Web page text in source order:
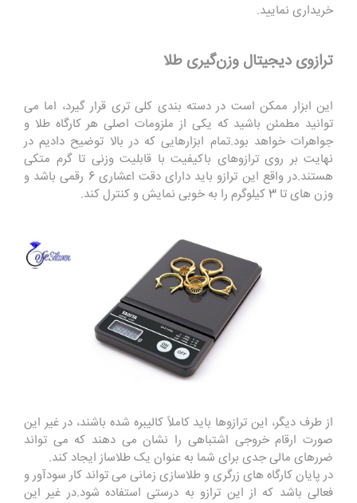
خریداری نمایید.
ترازوی دیجیتال وزن‌گیری طلا
این ابزار ممکن است در دسته بندی کلی تری قرار گیرد، اما می
توانید مطمئن باشید که یکی از ملزومات اصلی هر کارگاه طلا و
جواهرات خواهد بود.تمام ابزارهایی که در بالا توضیح دادیم در
نهایت بر روی ترازوهای باکیفیت با قابلیت وزنی تا گرم متکی
هستند.در واقع این ترازو باید دارای دقت اعشاری 6 رقمی باشد و
وزن های تا 3 کیلوگرم را به خوبی نمایش و کنترل کند.
از طرف دیگر، این ترازوها باید کاملاً کالیبره شده باشند، در غیر این
صورت ارقام خروجی اشتباهی را نشان می دهند که می تواند
ضررهای مالی جدی برای شما به عنوان یک طلاساز ایجاد کند.
در پایان کارگاه های زرگری و طلاسازی زمانی می تواند کار سودآور و
فعالی باشد که از این ترازو به درستی استفاده شود.در غیر این